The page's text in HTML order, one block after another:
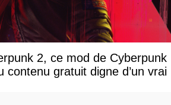
2, ce mod de Cyberpunk
contenu gratuit digne d’un vrai